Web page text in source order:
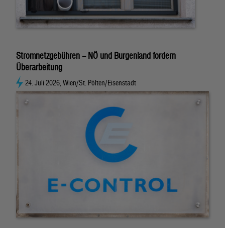
Stromnetzgebühren – NÖ und Burgenland fordern
Überarbeitung
24. Juli 2026, Wien/St. Pölten/Eisenstadt